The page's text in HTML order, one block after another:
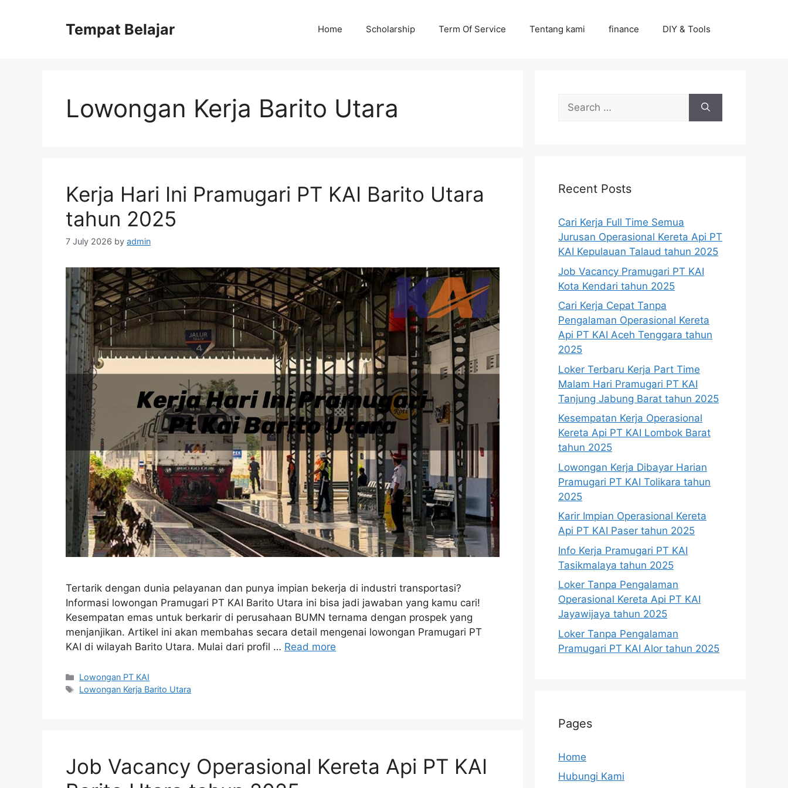
Tempat Belajar Home Scholarship Term Of Service Tentang kami finance DIY & Tools
Lowongan Kerja Barito Utara
Kerja Hari Ini Pramugari PT KAI Barito Utara
tahun 2025
7 July 2026 by admin
Tertarik dengan dunia pelayanan dan punya impian bekerja di industri transportasi?
Informasi lowongan Pramugari PT KAI Barito Utara ini bisa jadi jawaban yang kamu cari!
Kesempatan emas untuk berkarir di perusahaan BUMN ternama dengan prospek yang
menjanjikan. Artikel ini akan membahas secara detail mengenai lowongan Pramugari PT
KAI di wilayah Barito Utara. Mulai dari profil … Read more
Categories
Lowongan PT KAI
Tags
Lowongan Kerja Barito Utara
Job Vacancy Operasional Kereta Api PT KAI
Search
for:
Recent Posts
Cari Kerja Full Time Semua
Jurusan Operasional Kereta Api PT
KAI Kepulauan Talaud tahun 2025
Job Vacancy Pramugari PT KAI
Kota Kendari tahun 2025
Cari Kerja Cepat Tanpa
Pengalaman Operasional Kereta
Api PT KAI Aceh Tenggara tahun
2025
Loker Terbaru Kerja Part Time
Malam Hari Pramugari PT KAI
Tanjung Jabung Barat tahun 2025
Kesempatan Kerja Operasional
Kereta Api PT KAI Lombok Barat
tahun 2025
Lowongan Kerja Dibayar Harian
Pramugari PT KAI Tolikara tahun
2025
Karir Impian Operasional Kereta
Api PT KAI Paser tahun 2025
Info Kerja Pramugari PT KAI
Tasikmalaya tahun 2025
Loker Tanpa Pengalaman
Operasional Kereta Api PT KAI
Jayawijaya tahun 2025
Loker Tanpa Pengalaman
Pramugari PT KAI Alor tahun 2025
Pages
Home
Hubungi Kami